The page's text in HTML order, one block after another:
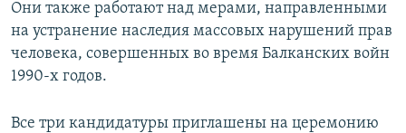
Они также работают над мерами, направленными
на устранение наследия массовых нарушений прав
человека, совершенных во время Балканских войн
1990-х годов.
Все три кандидатуры приглашены на церемонию